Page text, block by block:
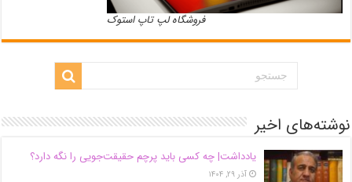
فروشگاه لپ تاپ استوک
نوشته‌های اخیر
یادداشت| ‌چه کسی باید پرچم حقیقت‌جویی را نگه دارد؟
آذر ۲۹, ۱۴۰۴